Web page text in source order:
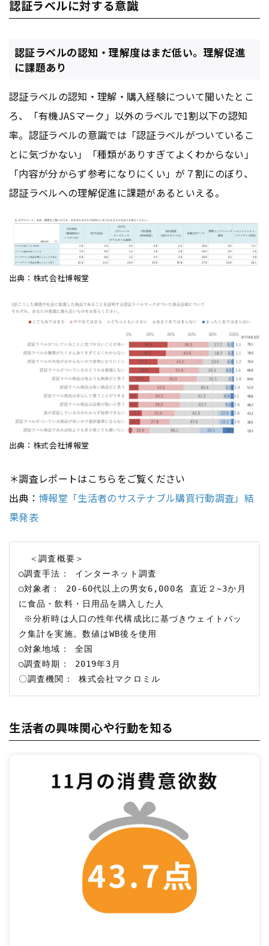
認証ラベルに対する意識
認証ラベルの認知・理解度はまだ低い。理解促進
に課題あり
認証ラベルの認知・理解・購入経験について聞いたとこ
ろ、「有機JASマーク」以外のラベルで1割以下の認知
率。認証ラベルの意識では「認証ラベルがついているこ
とに気づかない」「種類がありすぎてよくわからない」
「内容が分からず参考になりにくい」が７割にのぼり、
認証ラベルへの理解促進に課題があるといえる。
出典：株式会社博報堂
出典：株式会社博報堂
＊調査レポートはこちらをご覧ください
出典： 博報堂「生活者のサステナブル購買行動調査」結
果発表
○調査手法： インターネット調査
○対象者： 20-60代以上の男女6,000名 直近２~3か月
に食品・飲料・日用品を購入した人
ク集計を実施。数値はWB後を使用
○対象地域： 全国
○調査時期： 2019年3月
生活者の興味関心や行動を知る